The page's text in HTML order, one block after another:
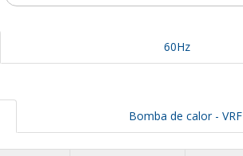
60Hz
Bomba de calor - VRF